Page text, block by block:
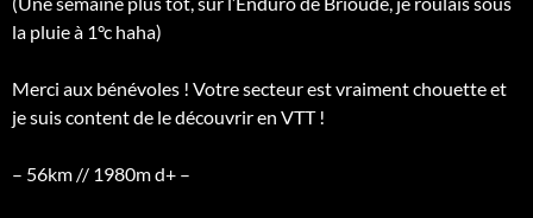
la pluie à 1°c haha)
Merci aux bénévoles ! Votre secteur est vraiment chouette et
je suis content de le découvrir en VTT !
– 56km // 1980m d+ –